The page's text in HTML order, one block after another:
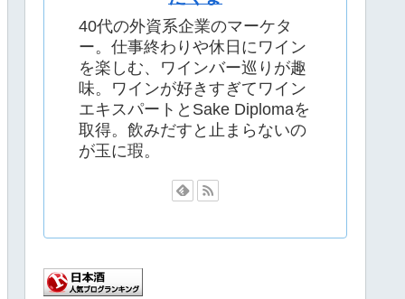
40代の外資系企業のマーケタ
ー。仕事終わりや休日にワイン
を楽しむ、ワインバー巡りが趣
味。ワインが好きすぎてワイン
エキスパートとSake Diplomaを
取得。飲みだすと止まらないの
が玉に瑕。